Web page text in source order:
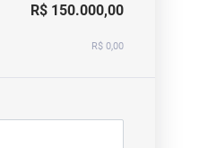
R$ 150.000,00
R$ 0,00